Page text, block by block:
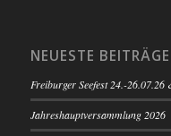
NEUESTE BEITRÄGE
Freiburger Seefest 24.-
Jahreshauptversammlung 2026